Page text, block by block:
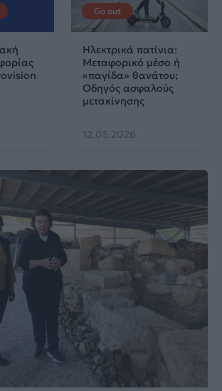
Go out
Ηλεκτρικά πατίνια:
Μεταφορικό μέσο ή
«παγίδα» θανάτου;
Οδηγός ασφαλούς
μετακίνησης
12.05.2026